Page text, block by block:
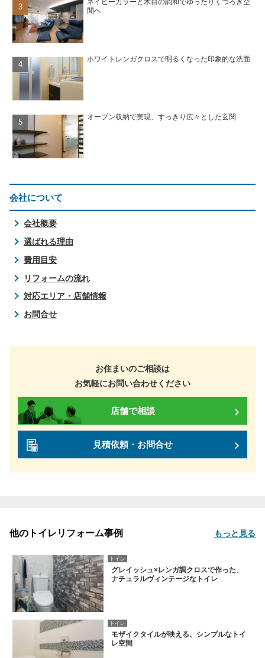
ネイビーカラーと木目の調和でゆったりくつろぎ空
間へ
ホワイトレンガクロスで明るくなった印象的な洗面
オープン収納で実現、すっきり広々とした玄関
会社について
会社概要
選ばれる理由
費用目安
リフォームの流れ
対応エリア・店舗情報
お問合せ
お住まいのご相談は
お気軽にお問い合わせください
店舗で相談
見積依頼・お問合せ
他のトイレリフォーム事例 もっと見る
トイレ
グレイッシュ×レンガ調クロスで作った、
ナチュラルヴィンテージなトイレ
トイレ
モザイクタイルが映える、シンプルなトイ
レ空間